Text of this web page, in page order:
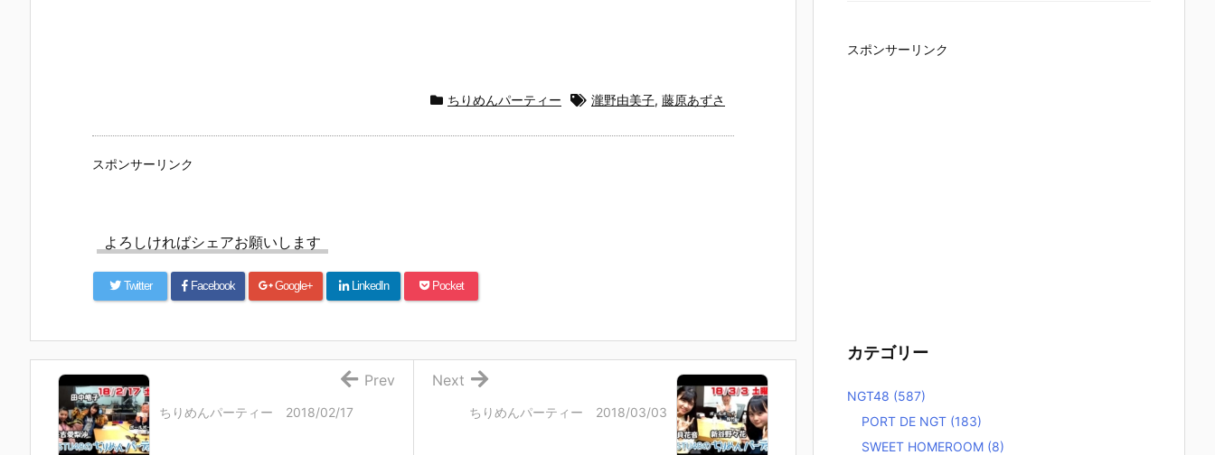
ちりめんパーティー 瀧野由美子, 藤原あずさ
スポンサーリンク
よろしければシェアお願いします
Twitter Facebook Google+ LinkedIn Pocket
ちりめんパーティー 2018/03/03
Next
ちりめんパーティー 2018/02/17
Prev
スポンサーリンク
カテゴリー
NGT48 (587)
PORT DE NGT (183)
SWEET HOMEROOM (8)